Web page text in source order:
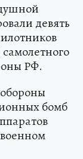
девять
РФ.
бомб